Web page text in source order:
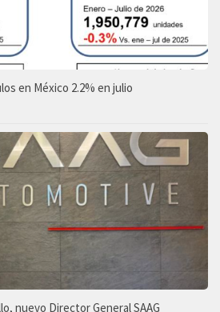
en México 2.2% en julio
nuevo Director General SAAG